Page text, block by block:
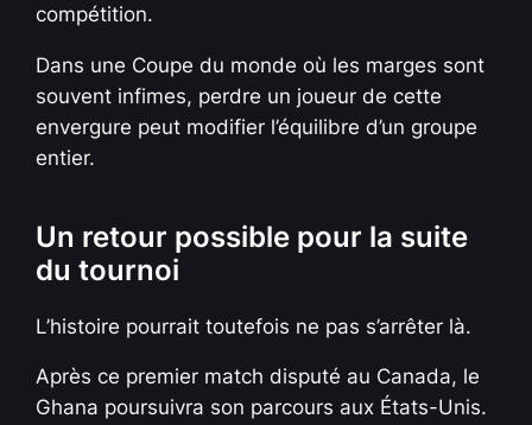
compétition.
Dans une Coupe du monde où les marges sont
souvent infimes, perdre un joueur de cette
envergure peut modifier l’équilibre d’un groupe
entier.
Un retour possible pour la suite
du tournoi
L’histoire pourrait toutefois ne pas s’arrêter là.
Après ce premier match disputé au Canada, le
Ghana poursuivra son parcours aux États-Unis.